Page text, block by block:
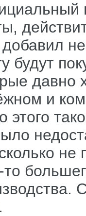
будут
давно
и
этого
не
то